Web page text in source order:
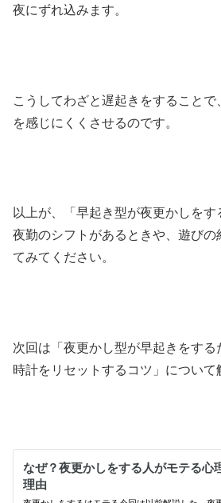
夜にずれ込みます。
こうしてわざと遅起きをすること
を感じにくくさせるのです。
以上が、「早起き型が夜更かしをす
夜勤のシフトがあるときや、遊びの
てみてください。
次回は「夜更かし型が早起きをす
時計をリセットするコツ」について